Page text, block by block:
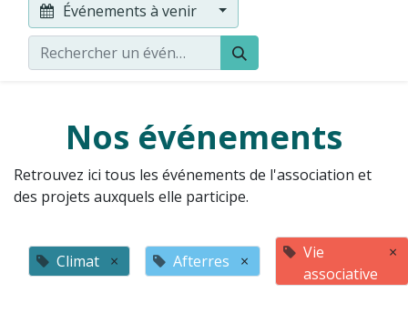
Événements à venir
Nos événements
Retrouvez ici tous les événements de l'association et
des projets auxquels elle participe.
Climat × Afterres ×
Vie
associative
×